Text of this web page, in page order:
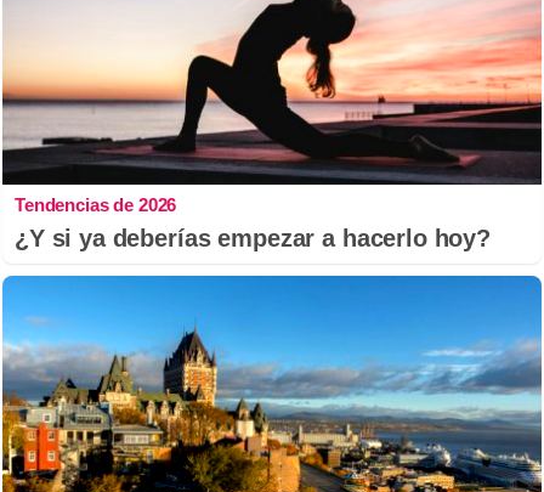
Tendencias de 2026
¿Y si ya deberías empezar a hacerlo hoy?